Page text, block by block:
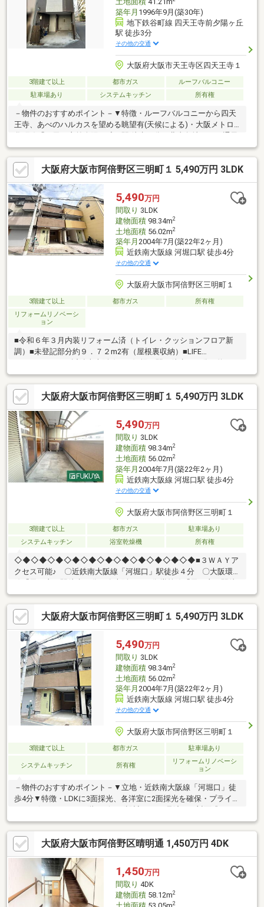
土地面積41.21m
築年月 1996年9月(築30年)
地下鉄谷町線 四天王寺前夕陽ヶ丘
駅 徒歩3分
その他の交通
大阪府大阪市天王寺区四天王寺１
3階建て以上 都市ガス
ルーフバルコニー
駐車場あり
システムキッチン 所有権
－物件のおすすめポイント－▼特徴・ルーフバルコニーから四天
王寺、あべのハルカスを望める眺望有(天候による)・大阪メトロ
谷町線「四天王寺前夕陽ヶ丘」駅 徒歩３分・北東角地につき通風
良好▼2005年10月内装リフォーム・増改築履歴【交換】キッチ
ン、浴室、洗面化粧台 等【その他】3階東側洋室・4階増築、ルー
フバルコニー造作、床・クロス張替(全室) 他※2005年10月 増築未
登記1階車庫部分3階洋室部分4階納戸・廊下部分※容積率は前面道
路幅員により240％に制限■ ご希望の住まい探しをお手伝いします
━━━━━・・・物件の詳細・ご相談はお気軽にお問合わせくだ
さい。
大阪府大阪市阿倍野区三明町１ 5,490万円 3LDK
5,490万円
間取り 3LDK
建物面積98.34m2
土地面積56.02m2
築年月 2004年7月(築22年2ヶ月)
近鉄南大阪線 河堀口駅 徒歩4分
その他の交通
大阪府大阪市阿倍野区三明町１
3階建て以上 都市ガス
所有権
リフォームリノベーシ
ョン
■令和６年３月内装リフォーム済（トイレ・クッションフロア新
調）■未登記部分約９．７２m2有（屋根裏収納）■LIFE
５ｍ）・大阪環状線 天王寺駅 徒歩 ９分（約７１９
ｍ）・大阪市御堂筋線 天王寺 徒歩 ９分（約７１８ｍ）・
あべのハルカス 徒歩１０分（約８００ｍ）・阪急オ
アシスあべの店 徒歩 ４分（約２５０ｍ）・大阪市立常盤
小学校 徒歩 ６分（約４５０ｍ）・大阪市立文の里中学
校 徒歩 ５分（約３５０ｍ）
大阪府大阪市阿倍野区三明町１ 5,490万円 3LDK
5,490万円
間取り 3LDK
建物面積98.34m2
土地面積56.02m2
築年月 2004年7月(築22年2ヶ月)
近鉄南大阪線 河堀口駅 徒歩4分
その他の交通
大阪府大阪市阿倍野区三明町１
3階建て以上 都市ガス
駐車場あり
システムキッチン
浴室乾燥機 所有権
◇◆◇◆◇◆◇◆◇◆◇◆◇◆◇◆◇◆◇◆◇◆■３ＷＡＹア
クセス可能♪ 〇近鉄南大阪線「河堀口」駅徒歩４分 〇大阪環状
線「天王寺」駅徒歩９分 〇大阪メトロ御堂筋線「天王寺」駅徒
歩９分■鉄骨造３階建、車庫付３ＬＤＫ■浴室乾燥機・食洗器付♪■
全居室６帖以上の広さ♪・小・中学校が徒歩１０分圏内の立地です
♪大阪市立常盤小学校：徒歩6分（450ｍ）大阪市立文の里中学
校：徒歩5分（350ｍ）・生活に便利な施設が周辺には充実してい
ます♪〇阪急オアシスあべの店：徒歩4分（250ｍ）〇セブンイレ
ブン天王寺三明町店：徒歩4分（280ｍ）〇スギドラッグあべの
店：徒歩4分（316ｍ）
大阪府大阪市阿倍野区三明町１ 5,490万円 3LDK
5,490万円
間取り 3LDK
建物面積98.34m2
土地面積56.02m2
築年月 2004年7月(築22年2ヶ月)
近鉄南大阪線 河堀口駅 徒歩4分
その他の交通
大阪府大阪市阿倍野区三明町１
3階建て以上 都市ガス 駐車場あり
システムキッチン 所有権
リフォームリノベーシ
ョン
－物件のおすすめポイント－▼立地・近鉄南大阪線「河堀口」徒
歩4分▼特徴・LDKに3面採光、各洋室に2面採光を確保・プライバ
チン、食洗機付・洗面室に勝手口有・全居室に収納付・2階・3階
にバルコニー設置・令和6年3月にトイレ(便座・温水洗浄便座)・
CF新調・屋根付駐車場1台分有(車種による)▼設備・1日の疲れを
癒す浴室は1616サイズ▼周辺環境・阪急オアシスあべの店 徒歩4
分(約250m)■ ご希望の住まい探しをお手伝いします
━━━━━・・・物件の詳細・ご相談はお気軽にお問い合わせく
ださい。
大阪府大阪市阿倍野区晴明通 1,450万円 4DK
1,450万円
間取り 4DK
建物面積58.12m2
2